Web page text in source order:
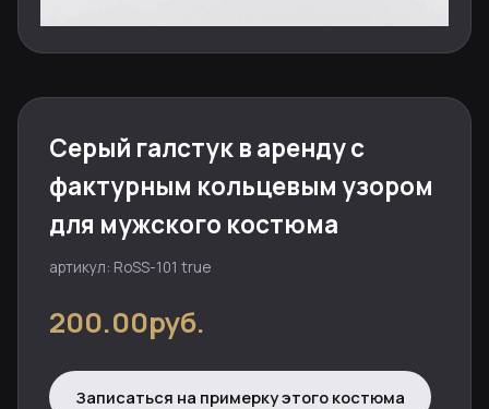
Серый галстук в аренду с
фактурным кольцевым узором
для мужского костюма
артикул: RoSS-101 true
200.00руб.
Записаться на примерку этого костюма